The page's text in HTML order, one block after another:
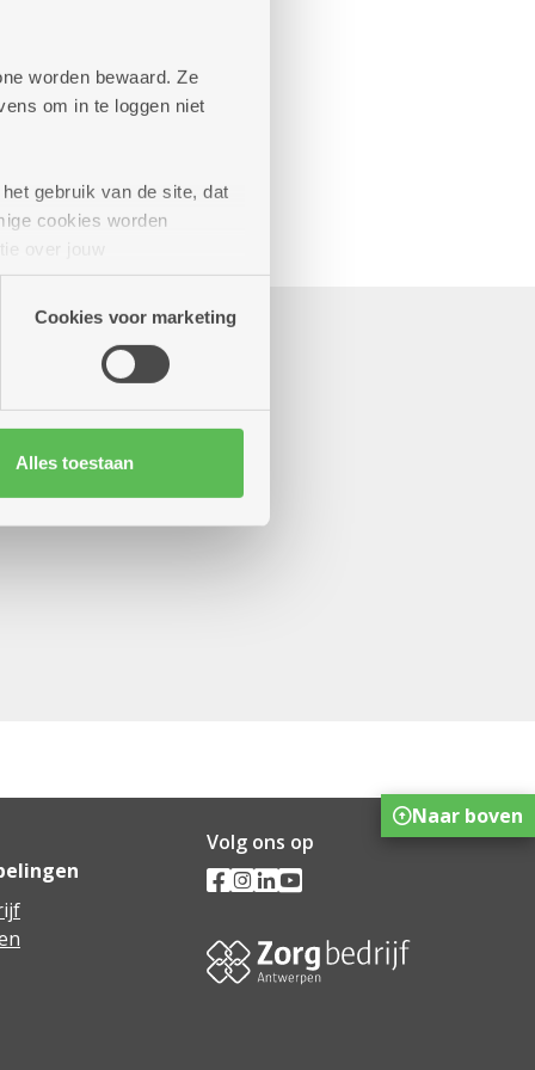
worden bewaard. Ze
om in te loggen niet
gebruik van de site, dat
cookies worden
kunnen deze gegevens
Cookies voor marketing
Alles toestaan
Volg ons op
Naar boven